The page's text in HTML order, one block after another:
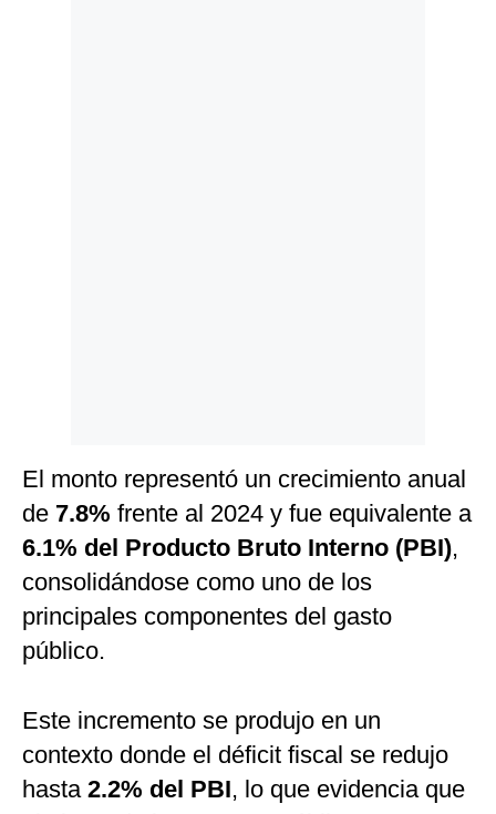
El monto representó un crecimiento anual
de 7.8% frente al 2024 y fue equivalente a
6.1% del Producto Bruto Interno (PBI),
consolidándose como uno de los
principales componentes del gasto
público.
Este incremento se produjo en un
contexto donde el déficit fiscal se redujo
hasta 2.2% del PBI, lo que evidencia que